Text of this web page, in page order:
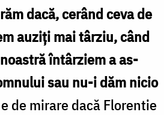
dacă, cerând ceva de
auziți mai târziu, când
întârziem a as­
sau nu-i dăm nicio
de mirare dacă Florentie